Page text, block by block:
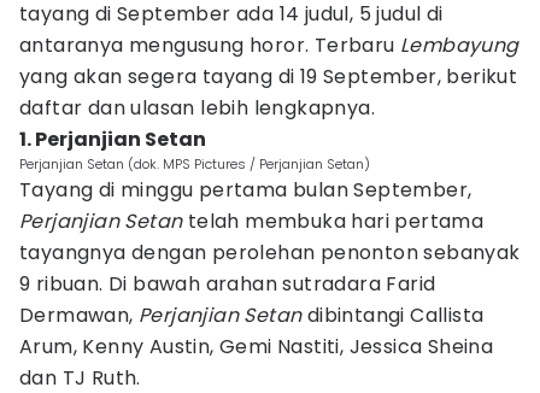
tayang di September ada 14 judul, 5 judul di
antaranya mengusung horor. Terbaru Lembayung
yang akan segera tayang di 19 September, berikut
daftar dan ulasan lebih lengkapnya.
1. Perjanjian Setan
Perjanjian Setan (dok. MPS Pictures / Perjanjian Setan)
Tayang di minggu pertama bulan September,
Perjanjian Setantelah membuka hari pertama
tayangnya dengan perolehan penonton sebanyak
9 ribuan. Di bawah arahan sutradara Farid
Dermawan, Perjanjian Setandibintangi Callista
Arum, Kenny Austin, Gemi Nastiti, Jessica Sheina
dan TJ Ruth.